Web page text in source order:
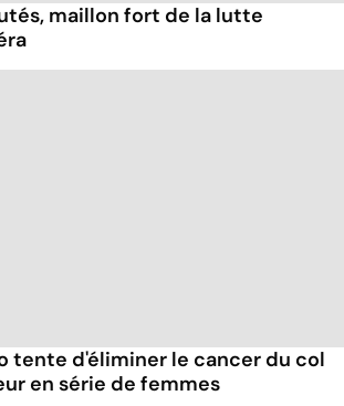
maillon fort de la lutte
tente d'éliminer le cancer du col
en série de femmes